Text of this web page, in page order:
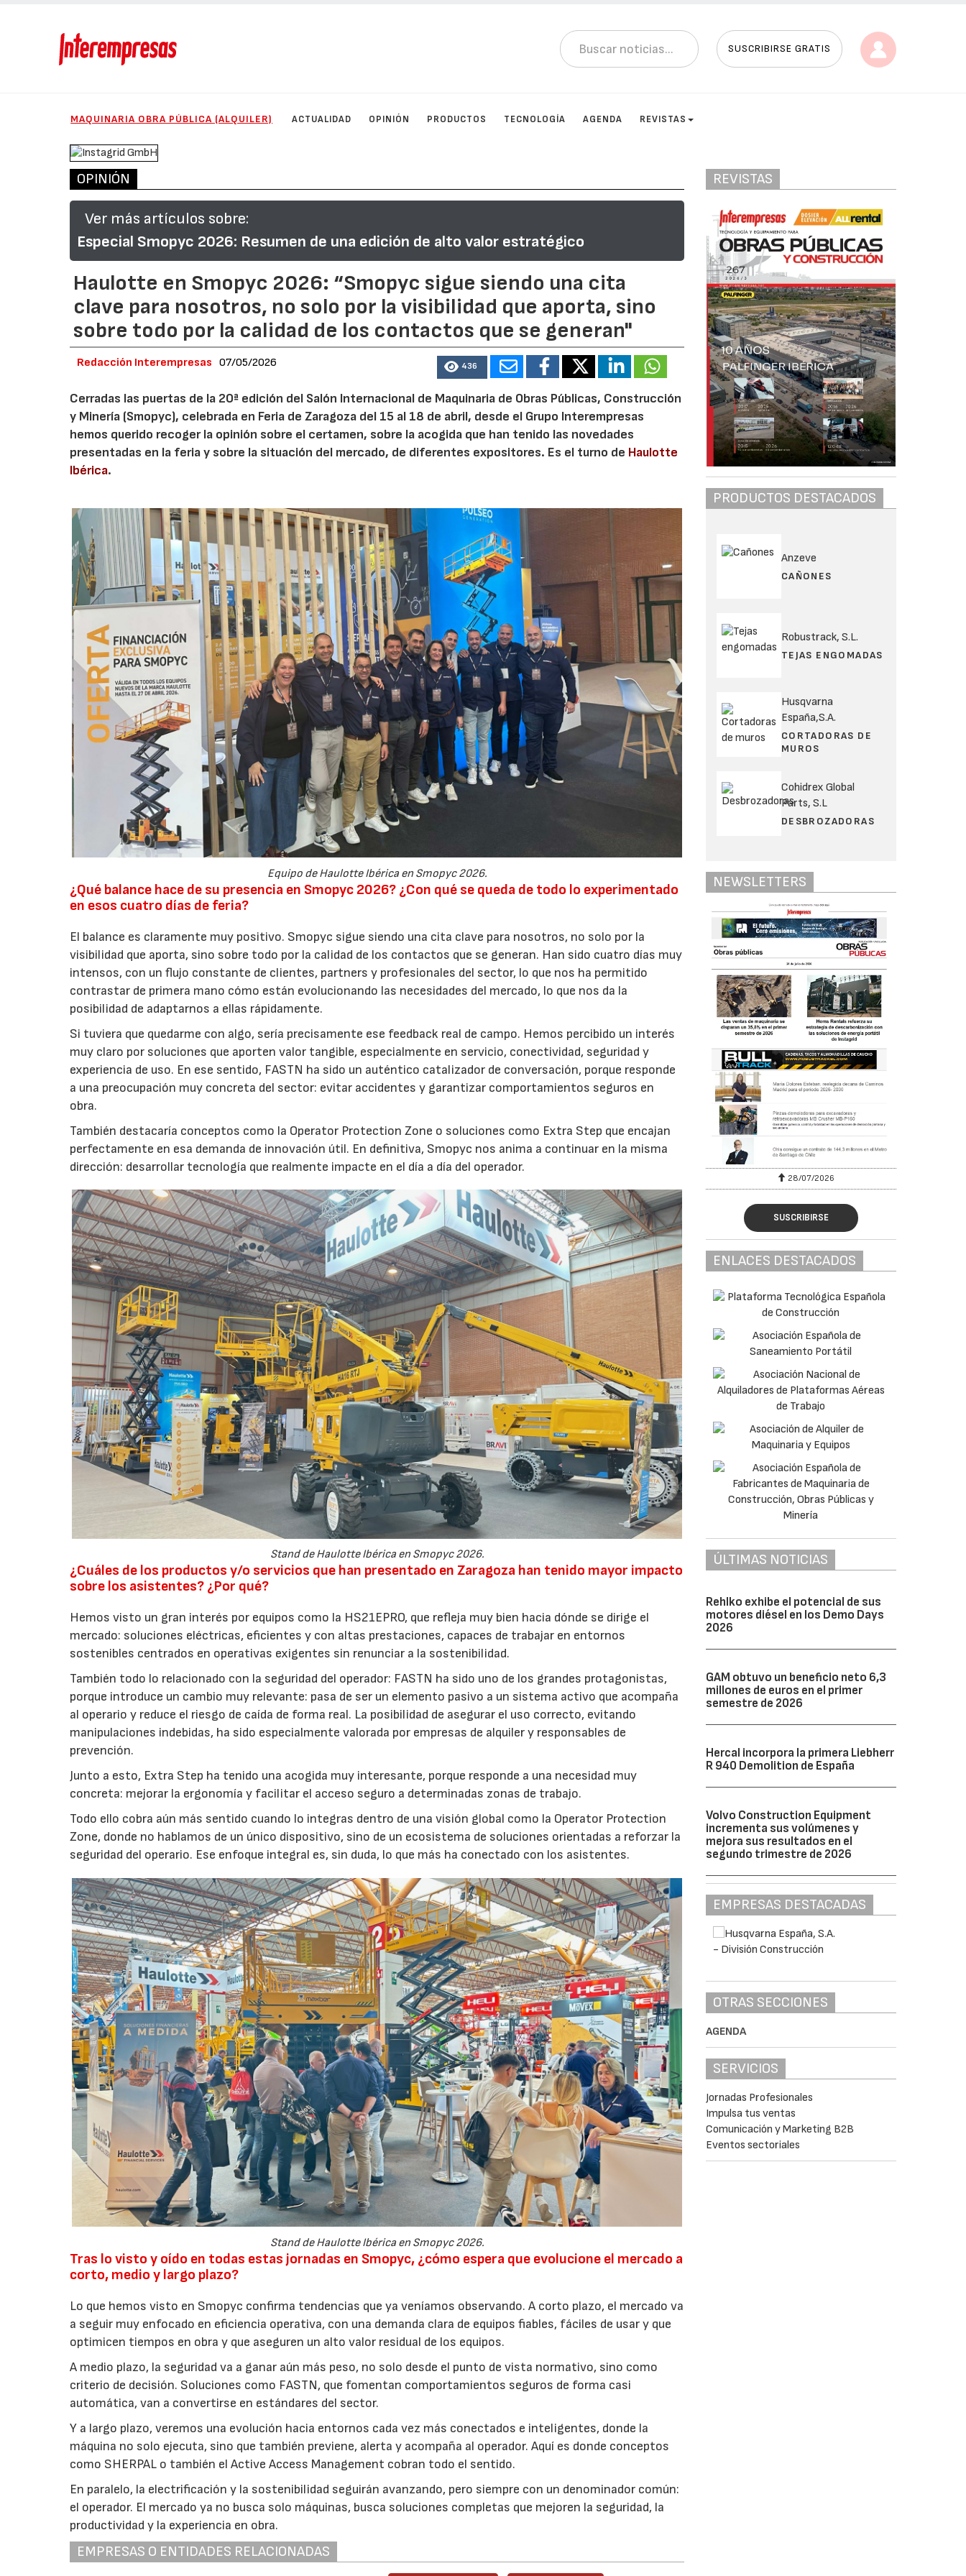
SUSCRIBIRSE GRATIS
MAQUINARIA OBRA PÚBLICA (ALQUILER) ACTUALIDAD OPINIÓN PRODUCTOS TECNOLOGÍA AGENDA REVISTAS
OPINIÓN
Ver más artículos sobre:
Especial Smopyc 2026: Resumen de una edición de alto valor estratégico
Haulotte en Smopyc 2026: “Smopyc sigue siendo una cita
clave para nosotros, no solo por la visibilidad que aporta, sino
sobre todo por la calidad de los contactos que se generan"
Redacción Interempresas 07/05/2026 436
Cerradas las puertas de la 20ª edición del Salón Internacional de Maquinaria de Obras Públicas, Construcción
y Minería (Smopyc), celebrada en Feria de Zaragoza del 15 al 18 de abril, desde el Grupo Interempresas
hemos querido recoger la opinión sobre el certamen, sobre la acogida que han tenido las novedades
presentadas en la feria y sobre la situación del mercado, de diferentes expositores. Es el turno de Haulotte
Ibérica.
Equipo de Haulotte Ibérica en Smopyc 2026.
¿Qué balance hace de su presencia en Smopyc 2026? ¿Con qué se queda de todo lo experimentado
en esos cuatro días de feria?
El balance es claramente muy positivo. Smopyc sigue siendo una cita clave para nosotros, no solo por la
visibilidad que aporta, sino sobre todo por la calidad de los contactos que se generan. Han sido cuatro días muy
intensos, con un flujo constante de clientes, partners y profesionales del sector, lo que nos ha permitido
contrastar de primera mano cómo están evolucionando las necesidades del mercado, lo que nos da la
posibilidad de adaptarnos a ellas rápidamente.
Si tuviera que quedarme con algo, sería precisamente ese feedback real de campo. Hemos percibido un interés
muy claro por soluciones que aporten valor tangible, especialmente en servicio, conectividad, seguridad y
experiencia de uso. En ese sentido, FASTN ha sido un auténtico catalizador de conversación, porque responde
a una preocupación muy concreta del sector: evitar accidentes y garantizar comportamientos seguros en
obra.
También destacaría conceptos como la Operator Protection Zone o soluciones como Extra Step que encajan
perfectamente en esa demanda de innovación útil. En definitiva, Smopyc nos anima a continuar en la misma
dirección: desarrollar tecnología que realmente impacte en el día a día del operador.
Stand de Haulotte Ibérica en Smopyc 2026.
¿Cuáles de los productos y/o servicios que han presentado en Zaragoza han tenido mayor impacto
sobre los asistentes? ¿Por qué?
Hemos visto un gran interés por equipos como la HS21EPRO, que refleja muy bien hacia dónde se dirige el
mercado: soluciones eléctricas, eficientes y con altas prestaciones, capaces de trabajar en entornos
sostenibles centrados en operativas exigentes sin renunciar a la sostenibilidad.
También todo lo relacionado con la seguridad del operador: FASTN ha sido uno de los grandes protagonistas,
porque introduce un cambio muy relevante: pasa de ser un elemento pasivo a un sistema activo que acompaña
al operario y reduce el riesgo de caída de forma real. La posibilidad de asegurar el uso correcto, evitando
manipulaciones indebidas, ha sido especialmente valorada por empresas de alquiler y responsables de
prevención.
Junto a esto, Extra Step ha tenido una acogida muy interesante, porque responde a una necesidad muy
concreta: mejorar la ergonomía y facilitar el acceso seguro a determinadas zonas de trabajo.
Todo ello cobra aún más sentido cuando lo integras dentro de una visión global como la Operator Protection
Zone, donde no hablamos de un único dispositivo, sino de un ecosistema de soluciones orientadas a reforzar la
seguridad del operario. Ese enfoque integral es, sin duda, lo que más ha conectado con los asistentes.
Stand de Haulotte Ibérica en Smopyc 2026.
Tras lo visto y oído en todas estas jornadas en Smopyc, ¿cómo espera que evolucione el mercado a
corto, medio y largo plazo?
Lo que hemos visto en Smopyc confirma tendencias que ya veníamos observando. A corto plazo, el mercado va
a seguir muy enfocado en eficiencia operativa, con una demanda clara de equipos fiables, fáciles de usar y que
optimicen tiempos en obra y que aseguren un alto valor residual de los equipos.
A medio plazo, la seguridad va a ganar aún más peso, no solo desde el punto de vista normativo, sino como
criterio de decisión. Soluciones como FASTN, que fomentan comportamientos seguros de forma casi
automática, van a convertirse en estándares del sector.
Y a largo plazo, veremos una evolución hacia entornos cada vez más conectados e inteligentes, donde la
máquina no solo ejecuta, sino que también previene, alerta y acompaña al operador. Aquí es donde conceptos
como SHERPAL o también el Active Access Management cobran todo el sentido.
En paralelo, la electrificación y la sostenibilidad seguirán avanzando, pero siempre con un denominador común:
el operador. El mercado ya no busca solo máquinas, busca soluciones completas que mejoren la seguridad, la
productividad y la experiencia en obra.
EMPRESAS O ENTIDADES RELACIONADAS
REVISTAS
PRODUCTOS DESTACADOS
Anzeve
CAÑONES
Robustrack, S.L.
TEJAS ENGOMADAS
Husqvarna
España,S.A.
CORTADORAS DE
MUROS
Cohidrex Global
Parts, S.L
DESBROZADORAS
NEWSLETTERS
SUSCRIBIRSE
ENLACES DESTACADOS
ÚLTIMAS NOTICIAS
Rehlko exhibe el potencial de sus
motores diésel en los Demo Days
2026
GAM obtuvo un beneficio neto 6,3
millones de euros en el primer
semestre de 2026
Hercal incorpora la primera Liebherr
R 940 Demolition de España
Volvo Construction Equipment
incrementa sus volúmenes y
mejora sus resultados en el
segundo trimestre de 2026
EMPRESAS DESTACADAS
OTRAS SECCIONES
AGENDA
SERVICIOS
Jornadas Profesionales
Impulsa tus ventas
Comunicación y Marketing B2B
Eventos sectoriales